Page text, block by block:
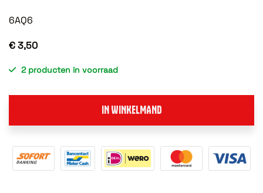
6AQ6
€ 3,50
2 producten in voorraad
IN WINKELMAND